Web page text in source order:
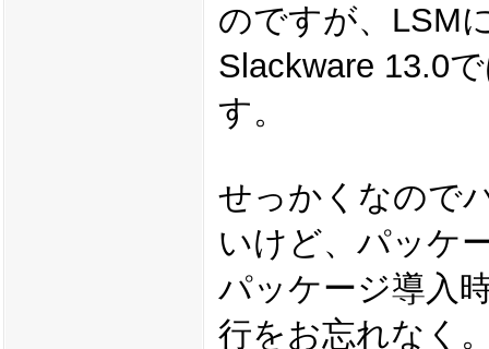
のですが、LSM
Slackware 13.0
す。
せっかくなので
いけど、パッケ
パッケージ導入
行をお忘れなく